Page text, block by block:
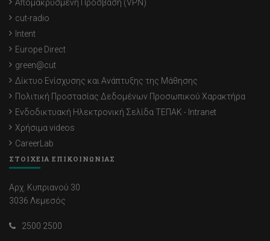
Απομακρυσμένη Πρόσβαση (VPN)
cut-radio
Intent
Europe Direct
green@cut
Δίκτυο Ενίσχυσης και Ανάπτυξης της Μάθησης
Πολιτική Προστασίας Δεδομένων Προσωπικού Χαρακτήρα
Ενδοδικτυακή Ηλεκτρονική Σελίδα ΤΕΠΑΚ - Intranet
Χρήσιμα videos
CareerLab
ΣΤΟΙΧΕΙΑ ΕΠΙΚΟΙΝΩΝΙΑΣ
Αρχ. Κυπριανού 30
3036 Λεμεσός
2500 2500